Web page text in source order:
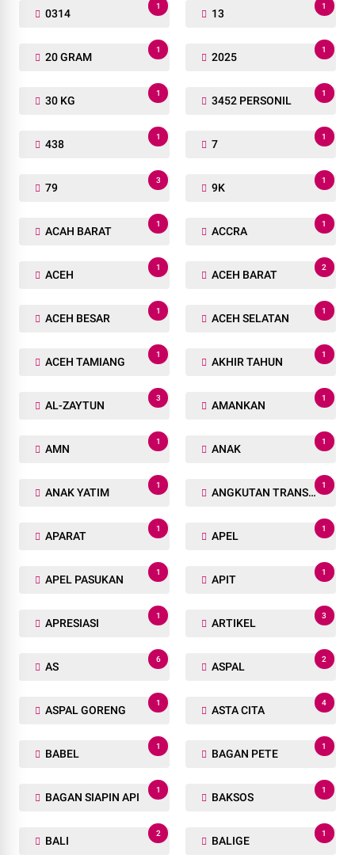
0314
1
13
1
20 GRAM
1
2025
1
30 KG
1
3452 PERSONIL
1
438
1
7
1
79
3
9K
1
ACAH BARAT
1
ACCRA
1
ACEH
1
ACEH BARAT
2
ACEH BESAR
1
ACEH SELATAN
1
ACEH TAMIANG
1
AKHIR TAHUN
1
AL-ZAYTUN
3
AMANKAN
1
AMN
1
ANAK
1
ANAK YATIM
1
ANGKUTAN TRANSPORTASI
1
APARAT
1
APEL
1
APEL PASUKAN
1
APIT
1
APRESIASI
1
ARTIKEL
3
AS
6
ASPAL
2
ASPAL GORENG
1
ASTA CITA
4
BABEL
1
BAGAN PETE
1
BAGAN SIAPIN API
1
BAKSOS
1
BALI
2
BALIGE
1